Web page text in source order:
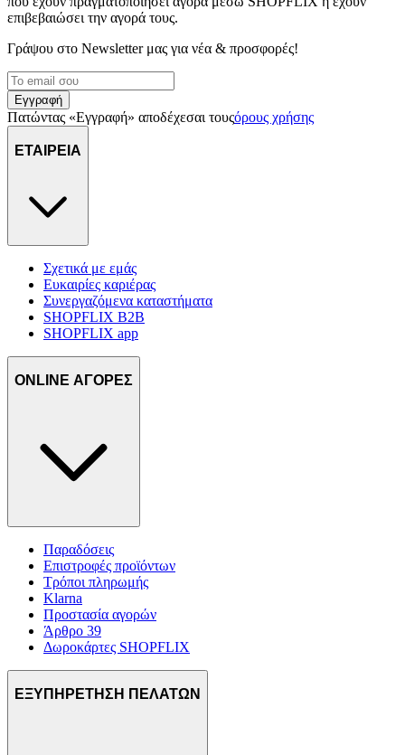
επιβεβαιώσει την αγορά τους.
Γράψου στο Νewsletter μας για νέα & προσφορές!
Εγγραφή
Πατώντας «Εγγραφή» αποδέχεσαι τουςόρους χρήσης
ΕΤΑΙΡΕΙΑ
Σχετικά με εμάς
Ευκαιρίες καριέρας
Συνεργαζόμενα καταστήματα
SHOPFLIX B2B
SHOPFLIX app
ONLINE ΑΓΟΡΕΣ
Παραδόσεις
Επιστροφές προϊόντων
Τρόποι πληρωμής
Klarna
Προστασία αγορών
Άρθρο 39
Δωροκάρτες SHOPFLIX
ΕΞΥΠΗΡΕΤΗΣΗ ΠΕΛΑΤΩΝ